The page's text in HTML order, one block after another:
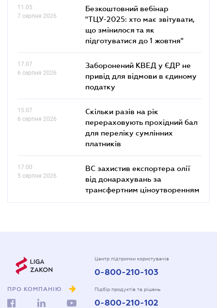
11.05
7 серпня 2026
Безкоштовний вебінар
"ТЦУ-2025: хто має звітувати,
що змінилося та як
підготуватися до 1 жовтня"
17.07
6 серпня 2026
Заборонений КВЕД у ЄДР не
привід для відмови в єдиному
податку
15.07
6 серпня 2026
Скільки разів на рік
перераховують прохідний бал
для переліку сумлінних
платників
17.00
5 серпня 2026
ВС захистив експортера олії
від донарахувань за
трансфертним ціноутворенням
ПРО КОМПАНІЮ
Центр підтримки користувачів
0-800-210-103
Підбір продуктів та рішень
0-800-210-102